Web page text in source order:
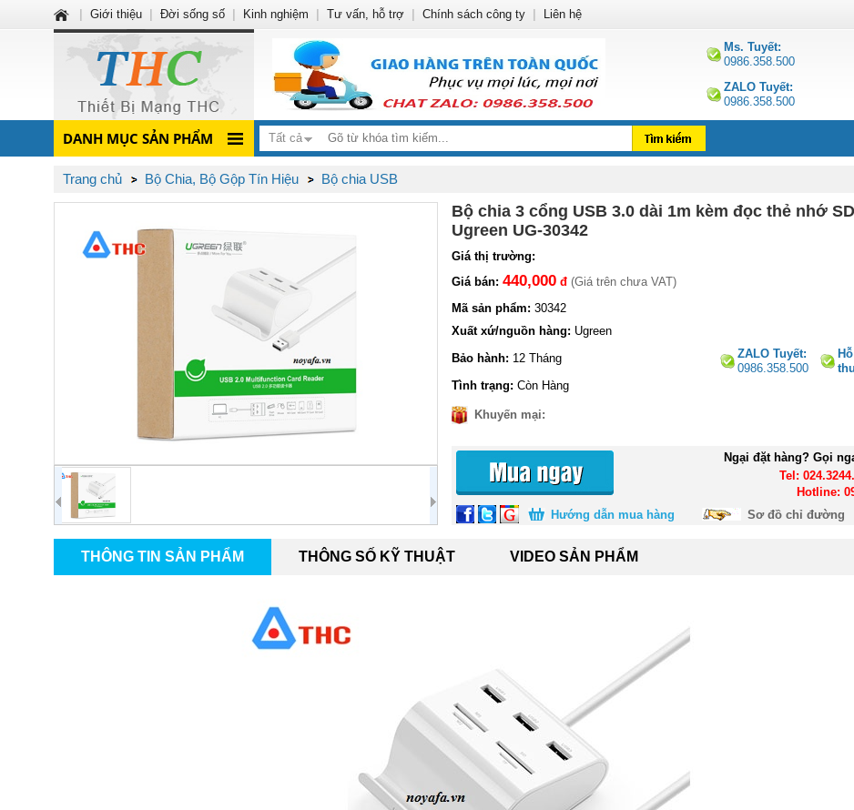
Ms. Tuyết:
0986.358.500
ZALO Tuyết:
0986.358.500
DANH MỤC SẢN PHẨM Tất cả
Trang chủ Bộ Chia, Bộ Gộp Tín Hiệu Bộ chia USB
Bộ chia 3 cổng USB 3.0 dài 1m kèm đọc thẻ nhớ
Ugreen UG-30342
Giá thị trường:
Giá bán: 440,000 đ (Giá trên chưa VAT)
Mã sản phẩm: 30342
Xuất xứ/nguồn hàng: Ugreen
ZALO Tuyết:
0986.358.500
Bảo hành: 12 Tháng
Tình trạng: Còn Hàng
Khuyến mại:
Ngại đặt hàng? Gọi
Tel:
Hotline:
Hướng dẫn mua hàng
Sơ đồ chỉ đường
THÔNG TIN SẢN PHẨM THÔNG SỐ KỸ THUẬT VIDEO SẢN PHẨM
Giới thiệu Đời sống số Kinh nghiệm Tư vấn, hỗ trợ Chính sách công ty Liên hệ